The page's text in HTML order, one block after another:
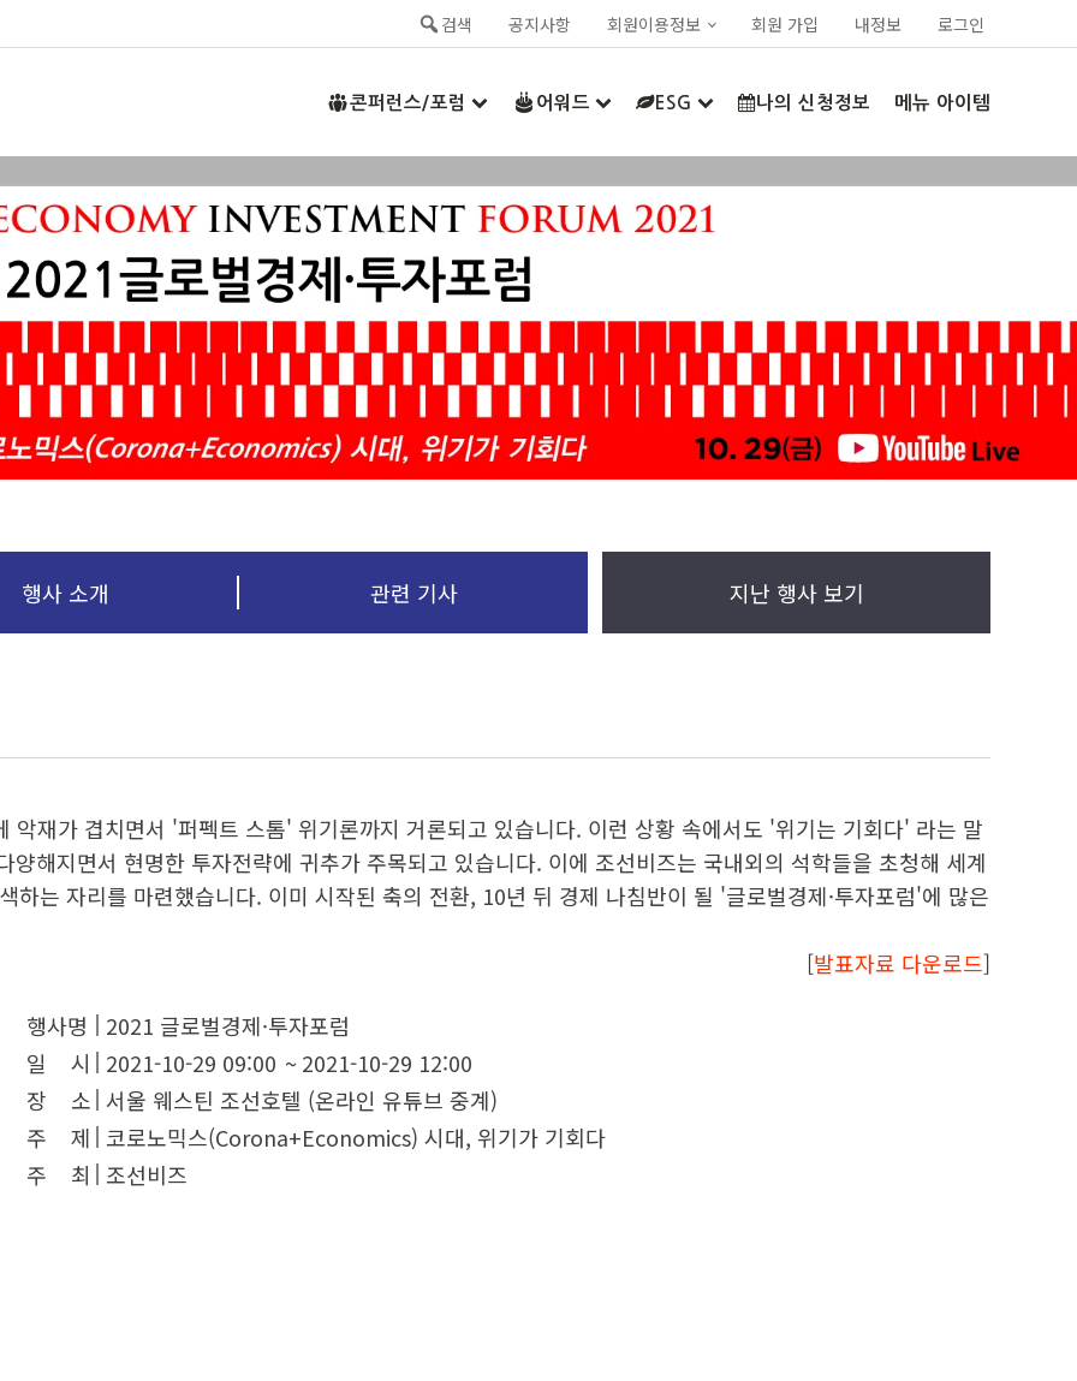
검색 공지사항 회원이용정보 회원 가입 내정보 로그인
콘퍼런스/포럼 어워드 ESG 나의 신청정보 메뉴 아이템
행사 소개 관련 기사 지난 행사 보기
악재가 겹치면서 '퍼펙트 스톰' 위기론까지 거론되고 있습니다. 이런 상황 속에서도 '위기는 기회다' 라는 말
해지면서 현명한 투자전략에 귀추가 주목되고 있습니다. 이에 조선비즈는 국내외의 석학들을 초청해 세계
하는 자리를 마련했습니다. 이미 시작된 축의 전환, 10년 뒤 경제 나침반이 될 '글로벌경제·투자포럼'에 많은
[발표자료 다운로드]
행사명
2021 글로벌경제·투자포럼
일 시
2021-10-29 09:00 ~ 2021-10-29 12:00
장 소 서울 웨스틴 조선호텔 (온라인 유튜브 중계)
주 제 코로노믹스(Corona+Economics) 시대, 위기가 기회다
주 최
조선비즈